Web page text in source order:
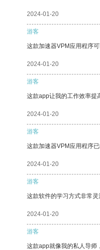
2024-01-20
游客
这款加速器VPM应用程序
2024-01-20
游客
这款app让我的工作效率提
2024-01-20
游客
这款加速器VPM应用程序
2024-01-20
游客
这款软件的学习方式非常灵
2024-01-20
游客
这款app就像我的私人导师